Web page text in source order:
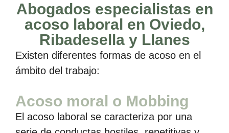
Abogados especialistas en
acoso laboral en Oviedo,
Ribadesella y Llanes
Existen diferentes formas de acoso en el
ámbito del trabajo:
Acoso moral o Mobbing
El acoso laboral se caracteriza por una